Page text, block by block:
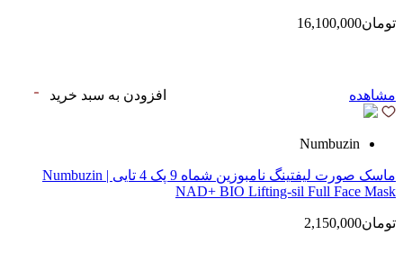
تومان16,100,000
مشاهده افزودن به سبد خرید
Numbuzin
ماسک صورت لیفتینگ نامبوزین شماه 9 پک 4 تایی | Numbuzin
NAD+ BIO Lifting-sil Full Face Mask
تومان2,150,000